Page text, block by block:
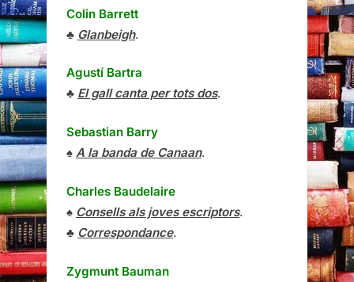
Colin Barrett
♣ Glanbeigh.
Agustí Bartra
♣ El gall canta per tots dos.
Sebastian Barry
♠ A la banda de Canaan.
Charles Baudelaire
♠ Consells als joves escriptors.
♣ Correspondance.
Zygmunt Bauman